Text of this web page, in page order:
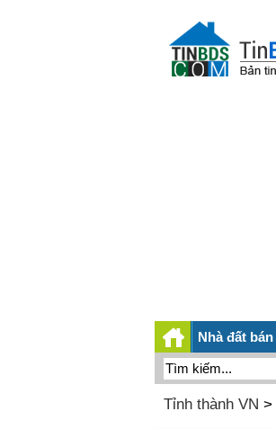
Nhà đất bán
Tỉnh thành VN >